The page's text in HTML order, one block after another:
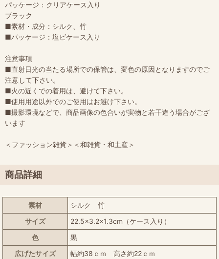
パッケージ：クリアケース入り
ブラック
■素材・成分：シルク、竹
■パッケージ：塩ビケース入り
注意事項
■直射日光の当たる場所での保管は、変色の原因となりますのでご
注意して下さい。
■火の近くでの着用は、避けて下さい。
■使用用途以外でのご使用はお避け下さい。
■撮影環境などで、商品画像の色合いが実物と若干違う場合がござ
います
＜ファッション雑貨＞＜和雑貨・和土産＞
商品詳細
素材
シルク 竹
サイズ
22.5×3.2×1.3cm（ケース入り）
色
黒
広げたサイズ
幅約38ｃｍ 高さ約22ｃｍ